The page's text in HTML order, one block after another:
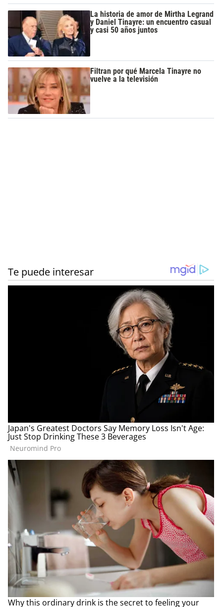
La historia de amor de Mirtha Legrand
y Daniel Tinayre: un encuentro casual
y casi 50 años juntos
Filtran por qué Marcela Tinayre no
vuelve a la televisión